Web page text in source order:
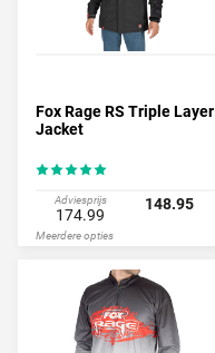
Fox Rage RS Triple Layer
Jacket
Adviesprijs
174.99
148.95
Meerdere opties